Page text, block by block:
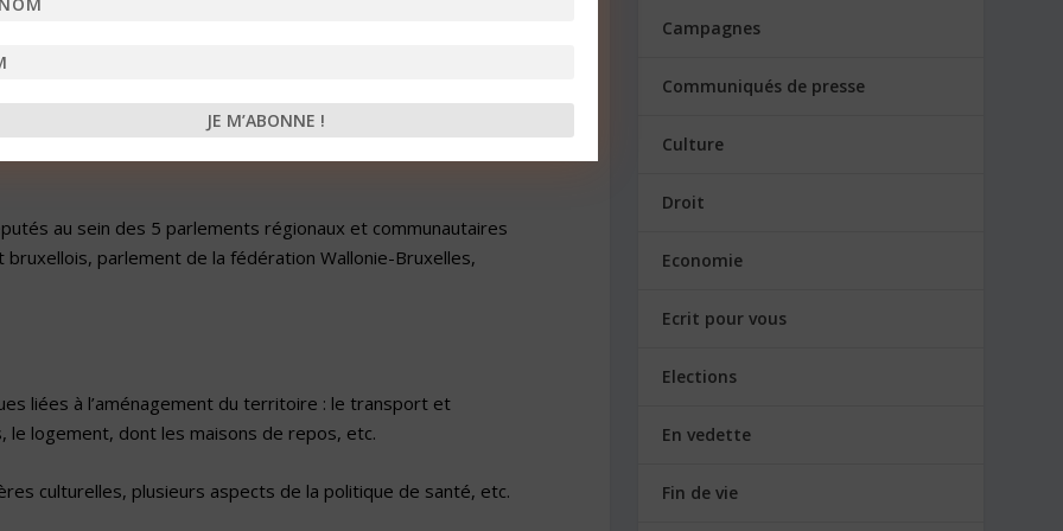
: la Région wallonne, la Région flamande et la Région
Communauté flamande et la Communauté germanophone.
: la Belgique se compose aussi de 4 régions linguistiques que
néerlandaise, la région bilingue de Bruxelles-Capitale, la région
au sein des 5 parlements régionaux et communautaires
parlement de la fédération Wallonie-Bruxelles,
liées à l’aménagement du territoire : le transport et
logement, dont les maisons de repos, etc.
culturelles, plusieurs aspects de la politique de santé, etc.
Campagnes
Communiqués de presse
Culture
Droit
Economie
Ecrit pour vous
Elections
En vedette
Fin de vie